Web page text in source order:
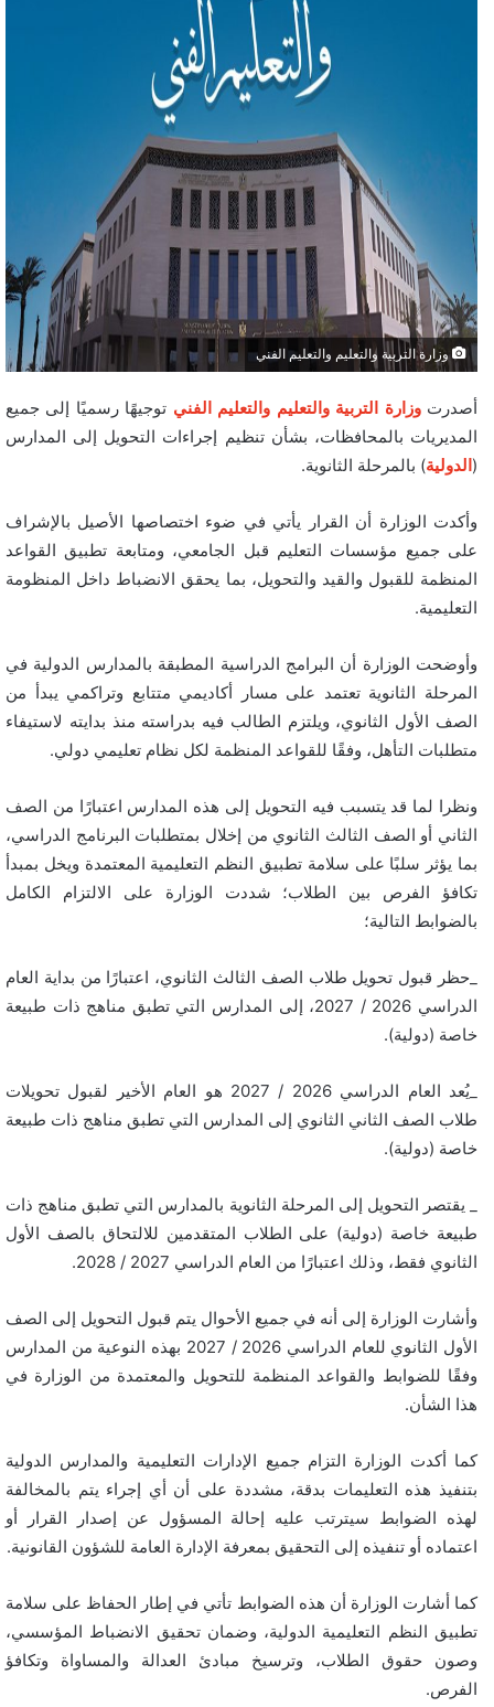
وزارة التربية والتعليم والتعليم الفني
أصدرتوزارة التربية والتعليم والتعليم الفني توجيهًا رسميًا إلى جميع
المديريات بالمحافظات، بشأن تنظيم إجراءات التحويل إلى المدارس
(الدولية) بالمرحلة الثانوية.
وأكدت الوزارة أن القرار يأتي في ضوء اختصاصها الأصيل بالإشراف
على جميع مؤسسات التعليم قبل الجامعي، ومتابعة تطبيق القواعد
المنظمة للقبول والقيد والتحويل، بما يحقق الانضباط داخل المنظومة
التعليمية.
وأوضحت الوزارة أن البرامج الدراسية المطبقة بالمدارس الدولية في
المرحلة الثانوية تعتمد على مسار أكاديمي متتابع وتراكمي يبدأ من
الصف الأول الثانوي، ويلتزم الطالب فيه بدراسته منذ بدايته لاستيفاء
متطلبات التأهل، وفقًا للقواعد المنظمة لكل نظام تعليمي دولي.
ونظرا لما قد يتسبب فيه التحويل إلى هذه المدارس اعتبارًا من الصف
الثاني أو الصف الثالث الثانوي من إخلال بمتطلبات البرنامج الدراسي،
بما يؤثر سلبًا على سلامة تطبيق النظم التعليمية المعتمدة ويخل بمبدأ
تكافؤ الفرص بين الطلاب؛ شددت الوزارة على الالتزام الكامل
بالضوابط التالية؛
_حظر قبول تحويل طلاب الصف الثالث الثانوي، اعتبارًا من بداية العام
الدراسي 2026 / 2027، إلى المدارس التي تطبق مناهج ذات طبيعة
خاصة (دولية).
_يُعد العام الدراسي 2026 / 2027 هو العام الأخير لقبول تحويلات
طلاب الصف الثاني الثانوي إلى المدارس التي تطبق مناهج ذات طبيعة
خاصة (دولية).
_ يقتصر التحويل إلى المرحلة الثانوية بالمدارس التي تطبق مناهج ذات
طبيعة خاصة (دولية) على الطلاب المتقدمين للالتحاق بالصف الأول
الثانوي فقط، وذلك اعتبارًا من العام الدراسي 2027 / 2028.
وأشارت الوزارة إلى أنه في جميع الأحوال يتم قبول التحويل إلى الصف
الأول الثانوي للعام الدراسي 2026 / 2027 بهذه النوعية من المدارس
وفقًا للضوابط والقواعد المنظمة للتحويل والمعتمدة من الوزارة في
هذا الشأن.
كما أكدت الوزارة التزام جميع الإدارات التعليمية والمدارس الدولية
بتنفيذ هذه التعليمات بدقة، مشددة على أن أي إجراء يتم بالمخالفة
لهذه الضوابط سيترتب عليه إحالة المسؤول عن إصدار القرار أو
اعتماده أو تنفيذه إلى التحقيق بمعرفة الإدارة العامة للشؤون القانونية.
كما أشارت الوزارة أن هذه الضوابط تأتي في إطار الحفاظ على سلامة
تطبيق النظم التعليمية الدولية، وضمان تحقيق الانضباط المؤسسي،
وصون حقوق الطلاب، وترسيخ مبادئ العدالة والمساواة وتكافؤ
الفرص.